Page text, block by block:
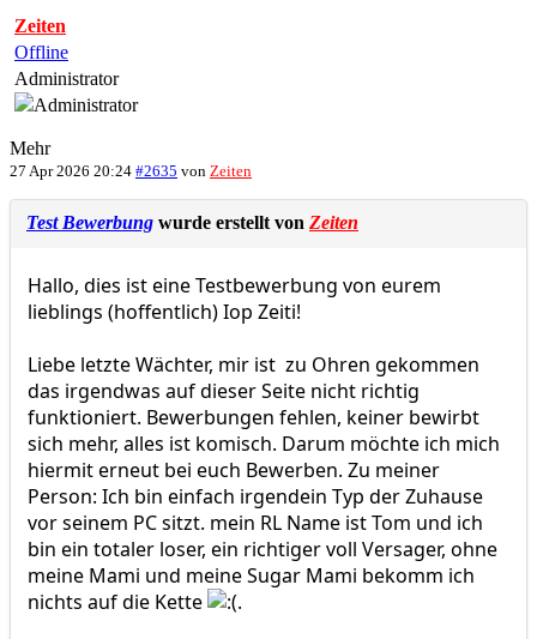
Zeiten
Offline
Administrator
Mehr
27 Apr 2026 20:24 #2635 von Zeiten
Test Bewerbung wurde erstellt von Zeiten
Hallo, dies ist eine Testbewerbung von eurem
lieblings (hoffentlich) Iop Zeiti!
Liebe letzte Wächter, mir ist zu Ohren gekommen
das irgendwas auf dieser Seite nicht richtig
funktioniert. Bewerbungen fehlen, keiner bewirbt
sich mehr, alles ist komisch. Darum möchte ich mich
hiermit erneut bei euch Bewerben. Zu meiner
Person: Ich bin einfach irgendein Typ der Zuhause
vor seinem PC sitzt. mein RL Name ist Tom und ich
bin ein totaler loser, ein richtiger voll Versager, ohne
meine Mami und meine Sugar Mami bekomm ich
nichts auf die Kette
.